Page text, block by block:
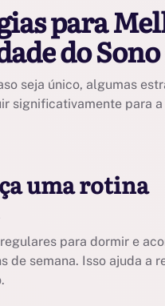
para
do Sono
seja único, algumas
significativamente para
uma rotina
para dormir e
de semana. Isso ajuda a